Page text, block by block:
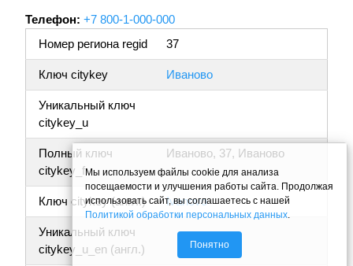
Телефон: +7 800-1-000-000
Номер региона regid
37
Ключ citykey Иваново
Уникальный ключ
citykey_u
Полный ключ
citykey_f
Иваново, 37, Иваново
Ключ citykey (англ.) Ivanovo
Уникальный ключ
citykey_u_en (англ.)
Мы используем файлы cookie для анализа
посещаемости и улучшения работы сайта. Продолжая
использовать сайт, вы соглашаетесь с нашей
Политикой обработки персональных данных.
Понятно